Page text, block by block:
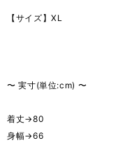
【サイズ】XL
〜 実寸(単位:cm) 〜
着丈→80
身幅→66